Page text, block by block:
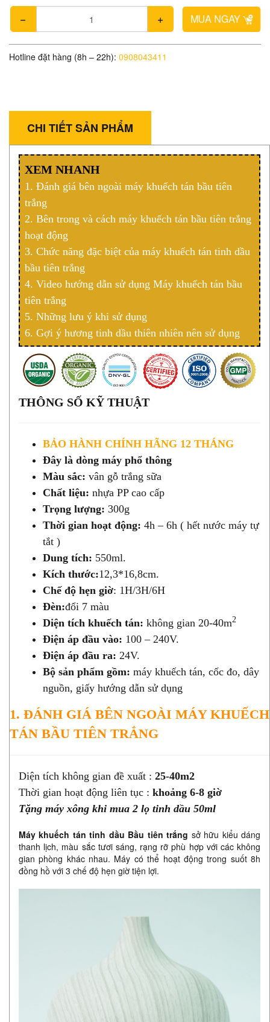
MUA NGAY
Hotline đặt hàng (8h – 22h): 0908043411
CHI TIẾT SẢN PHẨM
XEM NHANH
1. Đánh giá bên ngoài máy khuếch tán bầu tiên
trắng
2. Bên trong và cách máy khuếch tán bầu tiên trắng
hoạt động
3. Chức năng đặc biệt của máy khuếch tán tinh dầu
bầu tiên trắng
4. Video hướng dẫn sử dụng Máy khuếch tán bầu
tiên trắng
5. Những lưu ý khi sử dụng
6. Gợi ý hương tinh dầu thiên nhiên nên sử dụng
THÔNG SỐ KỸ THUẬT
BẢO HÀNH CHÍNH HÃNG 12 THÁNG
Đây là dòng máy phổ thông
Màu sắc: vân gỗ trắng sữa
Chất liệu: nhựa PP cao cấp
Trọng lượng: 300g
Thời gian hoạt động: 4h – 6h ( hết nước máy tự
tắt )
Dung tích: 550ml.
Kích thước:12,3*16,8cm.
Chế độ hẹn giờ: 1H/3H/6H
Đèn:đổi 7 màu
Diện tích khuếch tán: không gian 20-40m2
Điện áp đầu vào: 100 – 240V.
Điện áp đầu ra: 24V.
Bộ sản phẩm gồm: máy khuếch tán, cốc đo, dây
nguồn, giấy hướng dẫn sử dụng
1. ĐÁNH GIÁ BÊN NGOÀI MÁY KHUẾCH
TÁN BẦU TIÊN TRẮNG
Diện tích không gian đề xuất : 25-40m2
Thời gian hoạt động liên tục : khoảng 6-8 giờ
Tặng máy xông khi mua 2 lọ tinh dầu 50ml
Máy khuếch tán tinh dầu Bầu tiên trắng sở hữu kiểu dáng
thanh lịch, màu sắc tươi sáng, rạng rỡ phù hợp với các không
gian phòng khác nhau. Máy có thể hoạt động trong suốt 8h
đồng hồ với 3 chế độ hẹn giờ tiện lợi.